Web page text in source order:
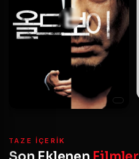
TAZE IÇERIK